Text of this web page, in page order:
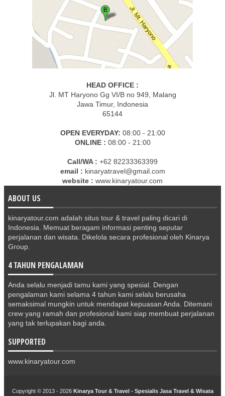
HEAD OFFICE :
Jl. MT Haryono Gg VI/B no 949, Malang
Jawa Timur, Indonesia
65144
OPEN EVERYDAY: 08:00 - 21:00
ONLINE : 08:00 - 21:00
Call/WA : +62 82233363399
email : kinaryatravel@gmail.com
website : www.kinaryatour.com
ABOUT US
kinaryatour.com adalah situs tour & travel paling dicari di
Indonesia. Memuat beragam informasi penting seputar
perjalanan dan wisata. Dikelola secara profesional oleh Kinarya
Group.
4 TAHUN PENGALAMAN
Anda selalu menjadi tamu kami yang spesial. Dengan
pengalaman kami selama 4 tahun kami selalu berusaha
semaksimal mungkin untuk mendapat kepuasan Anda. Ditemani
crew yang ramah dan profesional kami siap membuat perjalanan
yang tak terlupakan bagi anda.
SUPPORTED
www.kinaryatour.com
Copyright © 2013 - 2026 Kinarya Tour & Travel - Spesialis Jasa Travel & Wisata